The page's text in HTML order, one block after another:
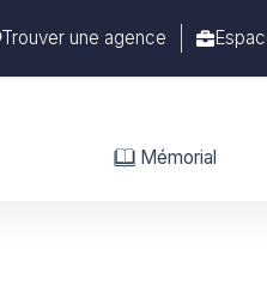
Trouver une agence
Mémorial